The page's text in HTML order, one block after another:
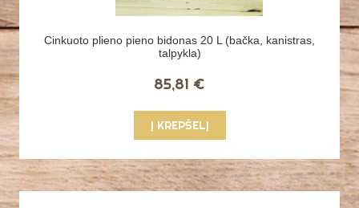
Cinkuoto plieno pieno bidonas 20 L (bačka, kanistras,
talpykla)
85,81 €
Į KREPŠELĮ